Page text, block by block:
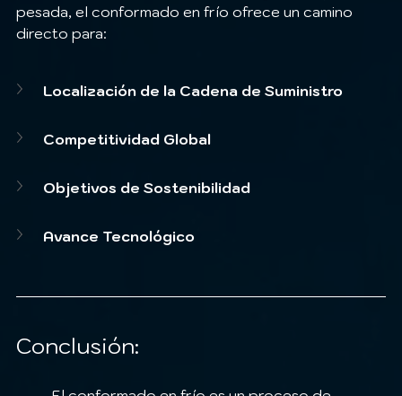
pesada, el conformado en frío ofrece un camino
directo para:
Localización de la Cadena de Suministro
Competitividad Global
Objetivos de Sostenibilidad
Avance Tecnológico
Conclusión: